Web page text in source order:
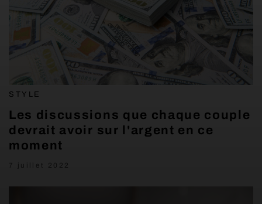
STYLE
Les discussions que chaque couple
devrait avoir sur l'argent en ce
moment
7 juillet 2022